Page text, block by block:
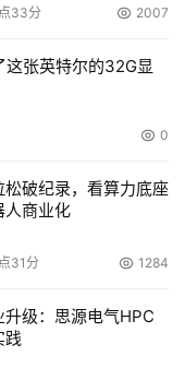
33分 2007
张英特尔的32G显
0
松破纪录，看算力底座
人商业化
31分 1284
级：思源电气HPC
践